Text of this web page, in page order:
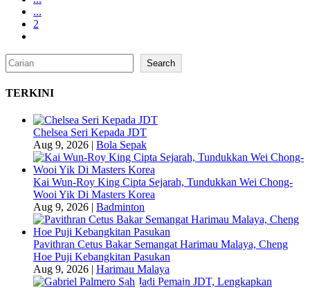
...
2
Search Search
TERKINI
Chelsea Seri Kepada JDT
Aug 9, 2026
Bola Sepak
Kai Wun-Roy King Cipta Sejarah, Tundukkan Wei Chong-
Wooi Yik Di Masters Korea
Aug 9, 2026
Badminton
Pavithran Cetus Bakar Semangat Harimau Malaya, Cheng
Hoe Puji Kebangkitan Pasukan
Aug 9, 2026
Harimau Malaya